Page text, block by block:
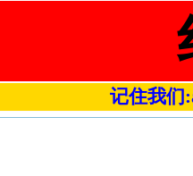
记住我们